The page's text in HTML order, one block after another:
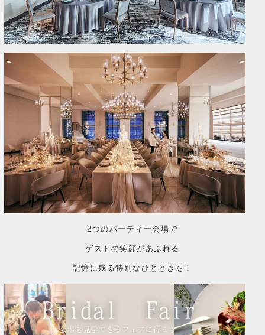
2つのパーティー会場で
ゲストの笑顔があふれる
記憶に残る特別なひとときを！